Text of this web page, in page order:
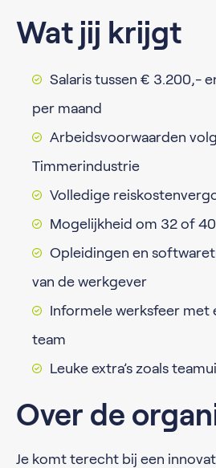
Wat jij krijgt
Salaris tussen € 3.200,-
per maand
Arbeidsvoorwaarden
Timmerindustrie
Volledige
Mogelijkheid om 32 of
Opleidingen en
van de werkgever
Informele werksfeer met
team
Leuke extra’s zoals
Over de
Je komt terecht bij een